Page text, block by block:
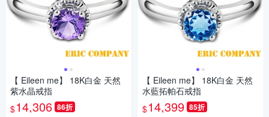
【 Eileen me】 18K白金 天然
紫水晶戒指
$14,306 86折
【 Eileen me】 18K白金 天然
水藍拓帕石戒指
$14,399 85折